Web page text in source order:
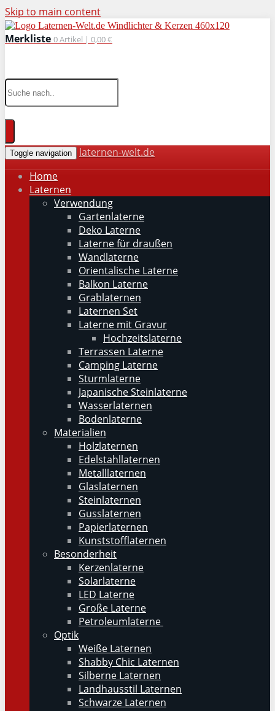
Skip to main content
Merkliste 0Artikel | 0,00 €
Toggle navigation
laternen-welt.de
Home
Laternen
Verwendung
Gartenlaterne
Deko Laterne
Laterne für draußen
Wandlaterne
Orientalische Laterne
Balkon Laterne
Grablaternen
Laternen Set
Laterne mit Gravur
Hochzeitslaterne
Terrassen Laterne
Camping Laterne
Sturmlaterne
Japanische Steinlaterne
Wasserlaternen
Bodenlaterne
Materialien
Holzlaternen
Edelstahllaternen
Metalllaternen
Glaslaternen
Steinlaternen
Gusslaternen
Papierlaternen
Kunststofflaternen
Besonderheit
Kerzenlaterne
Solarlaterne
LED Laterne
Große Laterne
Petroleumlaterne
Optik
Weiße Laternen
Shabby Chic Laternen
Silberne Laternen
Landhausstil Laternen
Schwarze Laternen